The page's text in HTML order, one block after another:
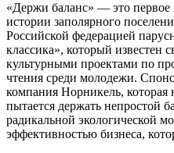
«Держи баланс» — это первое
истории заполярного
Российской федерацией
классика», который
культурными проектами по
чтения среди молодежи.
компания Норникель, которая
пытается держать непростой
радикальной экологической
эффективностью бизнеса,